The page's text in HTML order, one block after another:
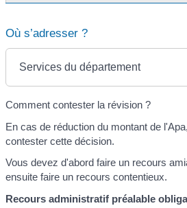
Où s’adresser ?
Services du département
Comment contester la révision ?
En cas de réduction du montant de
contester cette décision.
Vous devez d'abord faire un recours
ensuite faire un recours contentieux.
Recours administratif préalable